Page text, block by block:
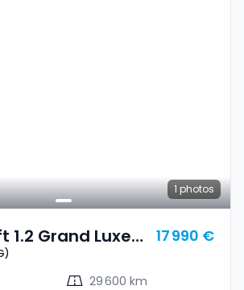
1 photos
1.2 Grand Luxe
17 990 €
29 600 km